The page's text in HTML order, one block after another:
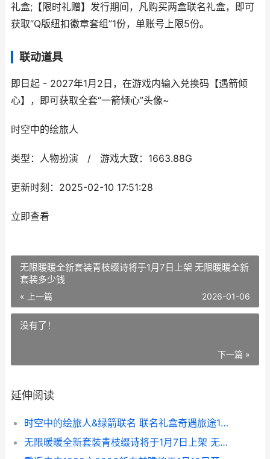
礼盒;【限时礼赠】发行期间，凡购买两盒联名礼盒，即可
获取“Q版纽扣徽章套组”1份，单账号上限5份。
联动道具
即日起 - 2027年1月2日，在游戏内输入兑换码【遇箭倾
心】，即可获取全套“一箭倾心”头像~
时空中的绘旅人
类型：人物扮演 / 游戏大致：1663.88G
更新时刻：2025-02-10 17:51:28
立即查看
无限暖暖全新套装青枝缀诗将于1月7日上架 无限暖暖全新
套装多少钱
« 上一篇 2026-01-06
没有了！
下一篇 »
延伸阅读
时空中的绘旅人&绿箭联名 联名礼盒奇遇旅途1月5日上线 时空中的绘旅人微博
无限暖暖全新套装青枝缀诗将于1月7日上架 无限暖暖全新套装多少钱